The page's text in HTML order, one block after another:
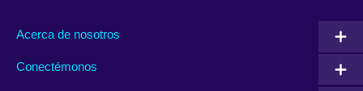
Acerca de nosotros
Conectémonos